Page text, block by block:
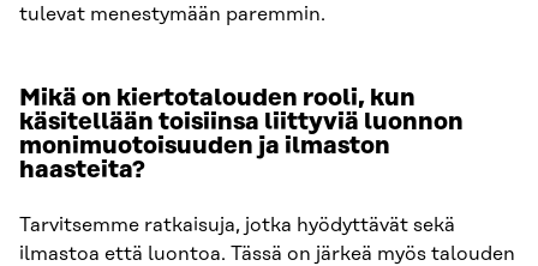
tulevat menestymään paremmin.
Mikä on kiertotalouden rooli, kun
käsitellään toisiinsa liittyviä luonnon
monimuotoisuuden ja ilmaston
haasteita?
Tarvitsemme ratkaisuja, jotka hyödyttävät sekä
ilmastoa että luontoa. Tässä on järkeä myös talouden